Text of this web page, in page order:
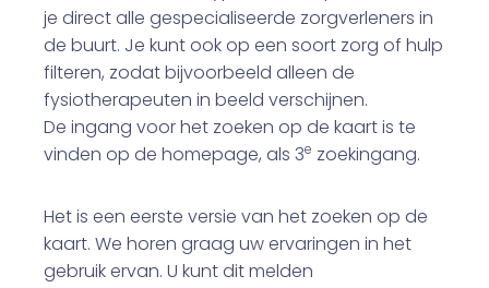
je direct alle gespecialiseerde zorgverleners in
de buurt. Je kunt ook op een soort zorg of hulp
filteren, zodat bijvoorbeeld alleen de
fysiotherapeuten in beeld verschijnen.
De ingang voor het zoeken op de kaart is te
vinden op de homepage, als 3e zoekingang.
Het is een eerste versie van het zoeken op de
kaart. We horen graag uw ervaringen in het
gebruik ervan. U kunt dit melden